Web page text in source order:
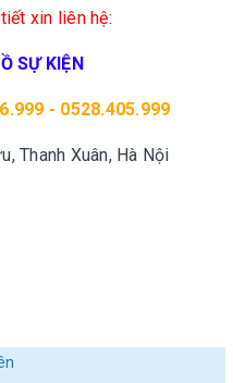
xin liên hệ:
SỰ KIỆN
- 0528.405.999
Thanh Xuân, Hà Nội